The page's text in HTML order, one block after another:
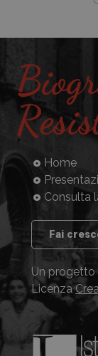
Home
Consulta
Fai
Un progetto
Licenza